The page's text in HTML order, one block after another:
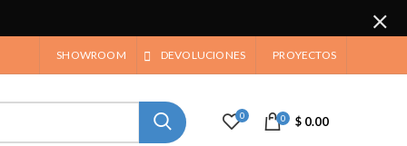
SHOWROOM DEVOLUCIONES PROYECTOS
0 0 $ 0.00